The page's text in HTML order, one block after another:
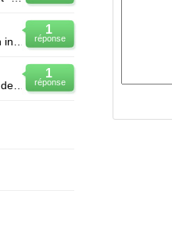
1
réponse
1
réponse
Bonjour, je suis algérienne,residente en france depuis cinq mois, j'ai fait des études de chimie en